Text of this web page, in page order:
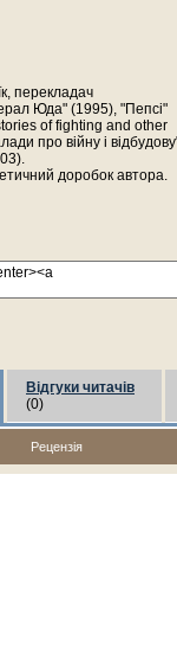
перекладач
Юда" (1995), "Пепсі"
of fighting and other
про війну і
доробок автора.
Відгуки читачів
(0)
Рецензія